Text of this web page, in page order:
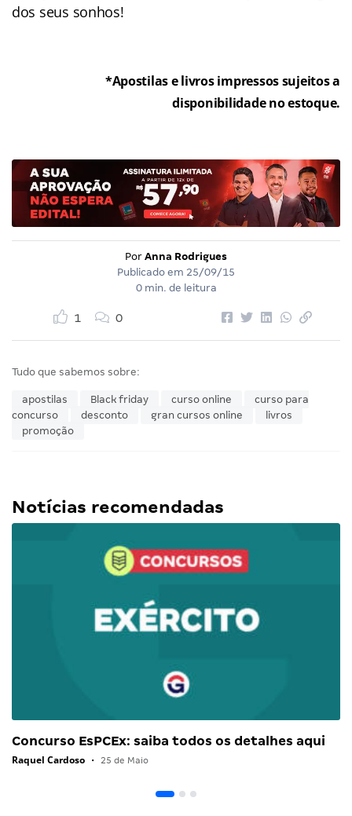
dos seus sonhos!
*Apostilas e livros impressos sujeitos a
disponibilidade no estoque.
Por Anna Rodrigues
Publicado em 25/09/15
0 min. de leitura
1 0
Tudo que sabemos sobre:
apostilas Black friday curso online
curso para
concurso
desconto gran cursos online
livros
promoção
Notícias recomendadas
Concurso EsPCEx: saiba todos os detalhes aqui
Raquel Cardoso • 25 de Maio